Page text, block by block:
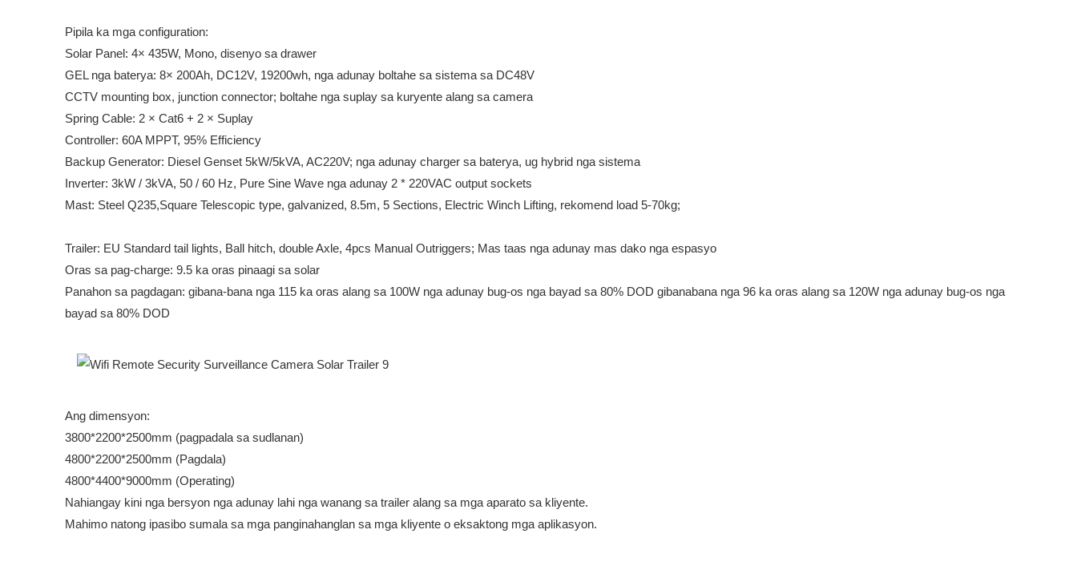
Pipila ka mga configuration:
Solar Panel: 4× 435W, Mono, disenyo sa drawer
GEL nga baterya: 8× 200Ah, DC12V, 19200wh, nga adunay boltahe sa sistema sa DC48V
CCTV mounting box, junction connector; boltahe nga suplay sa kuryente alang sa camera
Spring Cable: 2 × Cat6 + 2 × Suplay
Controller: 60A MPPT, 95% Efficiency
Backup Generator: Diesel Genset 5kW/5kVA, AC220V; nga adunay charger sa baterya, ug hybrid nga sistema
Inverter: 3kW / 3kVA, 50 / 60 Hz, Pure Sine Wave nga adunay 2 * 220VAC output sockets
Mast: Steel Q235,Square Telescopic type, galvanized, 8.5m, 5 Sections, Electric Winch Lifting, rekomend load 5-70kg;
Trailer: EU Standard tail lights, Ball hitch, double Axle, 4pcs Manual Outriggers; Mas taas nga adunay mas dako nga espasyo
Oras sa pag-charge: 9.5 ka oras pinaagi sa solar
Panahon sa pagdagan: gibana-bana nga 115 ka oras alang sa 100W nga adunay bug-os nga bayad sa 80% DOD gibanabana nga 96 ka oras alang sa 120W nga adunay bug-os nga
bayad sa 80% DOD
Ang dimensyon:
3800*2200*2500mm (pagpadala sa sudlanan)
4800*2200*2500mm (Pagdala)
4800*4400*9000mm (Operating)
Nahiangay kini nga bersyon nga adunay lahi nga wanang sa trailer alang sa mga aparato sa kliyente.
Mahimo natong ipasibo sumala sa mga panginahanglan sa mga kliyente o eksaktong mga aplikasyon.